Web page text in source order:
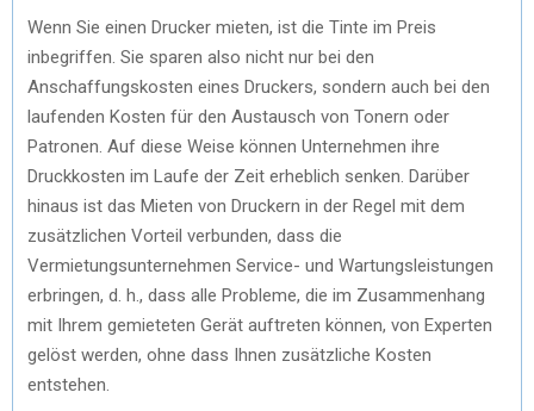
Wenn Sie einen Drucker mieten, ist die Tinte im Preis
inbegriffen. Sie sparen also nicht nur bei den
Anschaffungskosten eines Druckers, sondern auch bei den
laufenden Kosten für den Austausch von Tonern oder
Patronen. Auf diese Weise können Unternehmen ihre
Druckkosten im Laufe der Zeit erheblich senken. Darüber
hinaus ist das Mieten von Druckern in der Regel mit dem
zusätzlichen Vorteil verbunden, dass die
Vermietungsunternehmen Service- und Wartungsleistungen
erbringen, d. h., dass alle Probleme, die im Zusammenhang
mit Ihrem gemieteten Gerät auftreten können, von Experten
gelöst werden, ohne dass Ihnen zusätzliche Kosten
entstehen.